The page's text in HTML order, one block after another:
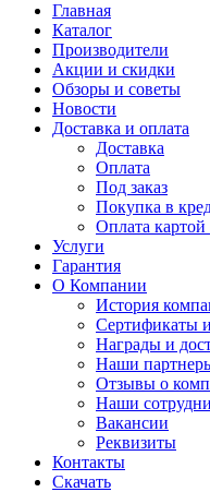
Главная
Каталог
Производители
Акции и скидки
Обзоры и советы
Новости
Доставка и оплата
Доставка
Оплата
Под заказ
Покупка в
Оплата
Услуги
Гарантия
О Компании
История
Сертификаты
Награды и
Наши
Отзывы о
Наши
Вакансии
Реквизиты
Контакты
Скачать